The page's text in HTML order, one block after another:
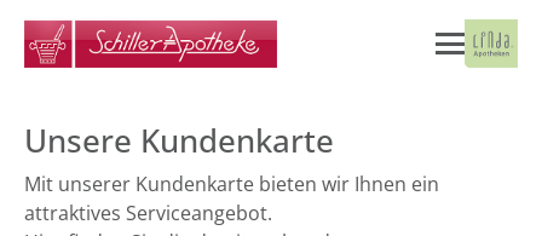
Unsere Kundenkarte
Mit unserer Kundenkarte bieten wir Ihnen ein
attraktives Serviceangebot.